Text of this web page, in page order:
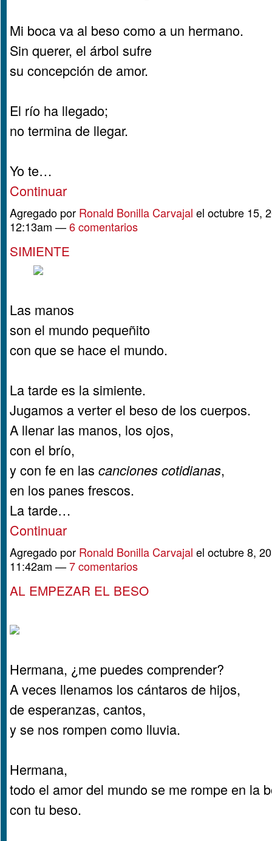
Mi boca va al beso como a un hermano.
Sin querer, el árbol sufre
su concepción de amor.
El río ha llegado;
no termina de llegar.
Yo te…
Continuar
Agregado por Ronald Bonilla Carvajal el octubre 15,
12:13am —6 comentarios
SIMIENTE
Las manos
son el mundo pequeñito
con que se hace el mundo.
La tarde es la simiente.
Jugamos a verter el beso de los cuerpos.
A llenar las manos, los ojos,
con el brío,
y con fe en las canciones cotidianas,
en los panes frescos.
La tarde…
Continuar
Agregado por Ronald Bonilla Carvajal el octubre 8,
11:42am —7 comentarios
AL EMPEZAR EL BESO
Hermana, ¿me puedes comprender?
A veces llenamos los cántaros de hijos,
de esperanzas, cantos,
y se nos rompen como lluvia.
Hermana,
todo el amor del mundo se me rompe en la
con tu beso.